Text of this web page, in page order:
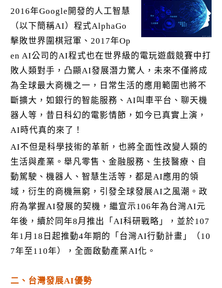
2016年Google開發的人工智慧
（以下簡稱AI）程式AlphaGo
擊敗世界圍棋冠軍、2017年Op
en AI公司的AI程式也在世界級的電玩遊戲競賽中打
敗人類對手，凸顯AI發展潛力驚人，未來不僅將成
為全球最大商機之一，日常生活的應用範圍也將不
斷擴大，如銀行的智能服務、AI叫車平台、聊天機
器人等，昔日科幻的電影情節，如今已真實上演，
AI時代真的來了！
AI不但是科學技術的革新，也將全面性改變人類的
生活與產業。舉凡零售、金融服務、生技醫療、自
動駕駛、機器人、智慧生活等，都是AI應用的領
域，衍生的商機無窮，引發全球發展AI之風潮。政
府為掌握AI發展的契機，繼宣示106年為台灣AI元
年後，續於同年8月推出「AI科研戰略」，並於107
年1月18日起推動4年期的「台灣AI行動計畫」（10
7年至110年），全面啟動產業AI化。
二、台灣發展AI優勢